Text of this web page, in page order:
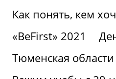
Как понять, кем
«BeFirst» 2021
Тюменская